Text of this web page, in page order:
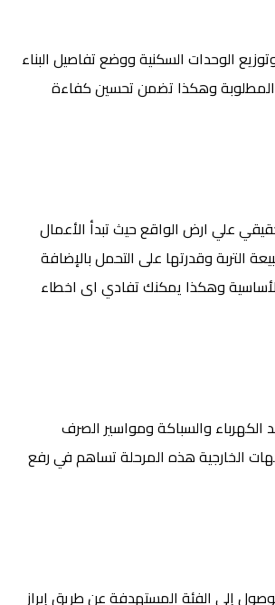
الوحدات السكنية ووضع تفاصيل البناء
المطلوبة وهكذا تضمن تحسين كفاءة
علي ارض الواقع حيث تبدأ الأعمال
التربة وقدرتها على التحمل بالإضافة
وهكذا يمكنك تفادي اى اخطاء
الكهرباء والسباكة ومواسير الصرف
الخارجية هذه المرحلة تساهم في رفع
إلي الفئة المستهدفة عن طريق إبراز